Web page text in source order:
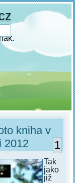
kniha v
2012
1
Tak
jako
již